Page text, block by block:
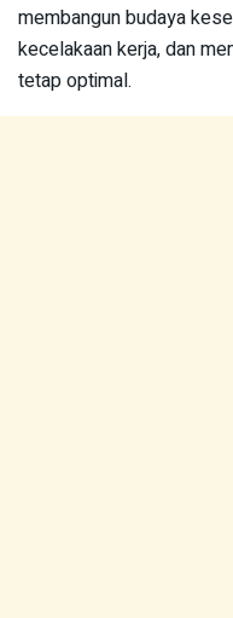
membangun budaya
kecelakaan kerja, dan
tetap optimal.